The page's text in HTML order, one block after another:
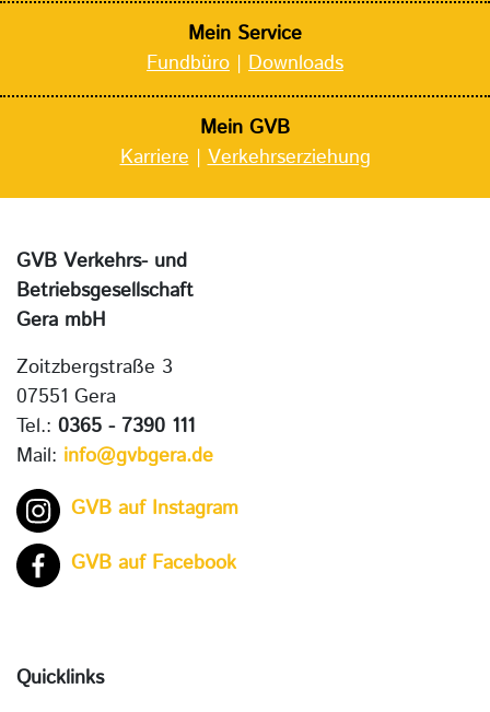
Mein Service
Fundbüro | Downloads
Mein GVB
Karriere|Verkehrserziehung
GVB Verkehrs- und
Betriebsgesellschaft
Gera mbH
Zoitzbergstraße 3
07551 Gera
Tel.: 0365 - 7390 111
Mail: info@gvbgera.de
GVB auf Instagram
GVB auf Facebook
Quicklinks